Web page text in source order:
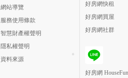
網站導覽
服務使用條款
智慧財產權聲明
隱私權聲明
資料來源
好房網快租
好房網買屋
好房網社群
好房網 HouseFun